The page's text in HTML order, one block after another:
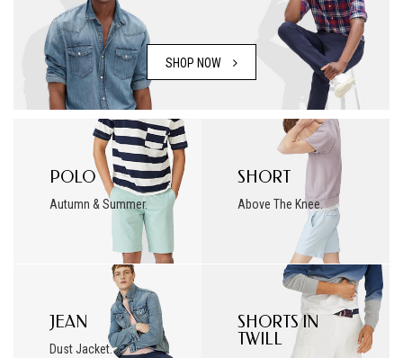
SHOP NOW
POLO
Autumn & Summer.
SHORT
Above The Knee.
JEAN
Dust Jacket.
SHORTS IN
TWILL